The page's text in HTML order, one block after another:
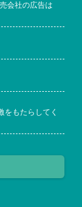
会社の広告は
もたらしてく